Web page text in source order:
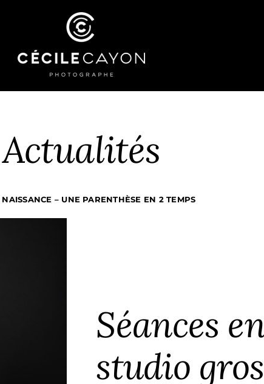
Actualités
– UNE PARENTHÈSE EN 2 TEMPS
Séances
studio